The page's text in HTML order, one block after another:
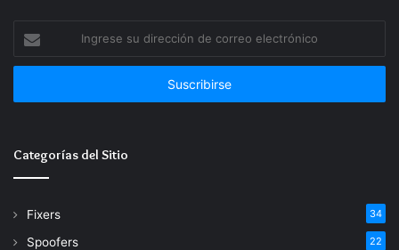
su
dirección
correo
Categorías del Sitio
Fixers 34
Spoofers 22